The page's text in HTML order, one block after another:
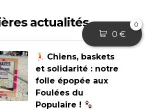
0
0 €
actualités
Chiens, baskets
et solidarité : notre
folle épopée aux
Foulées du
Populaire !